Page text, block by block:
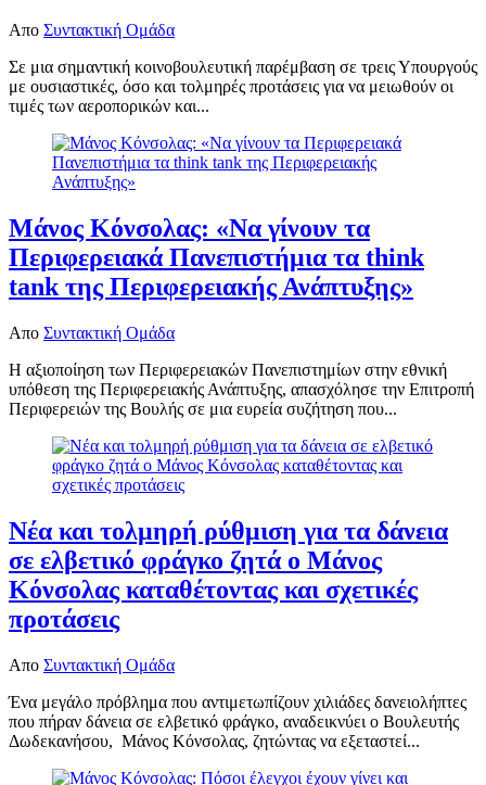
Απο Συντακτική Ομάδα
Σε μια σημαντική κοινοβουλευτική παρέμβαση σε τρεις Υπουργούς
με ουσιαστικές, όσο και τολμηρές προτάσεις για να μειωθούν οι
τιμές των αεροπορικών και...
Μάνος Κόνσολας: «Να γίνουν τα
Περιφερειακά Πανεπιστήμια τα think
tank της Περιφερειακής Ανάπτυξης»
Απο Συντακτική Ομάδα
Η αξιοποίηση των Περιφερειακών Πανεπιστημίων στην εθνική
υπόθεση της Περιφερειακής Ανάπτυξης, απασχόλησε την Επιτροπή
Περιφερειών της Βουλής σε μια ευρεία συζήτηση που...
Νέα και τολμηρή ρύθμιση για τα δάνεια
σε ελβετικό φράγκο ζητά ο Μάνος
Κόνσολας καταθέτοντας και σχετικές
προτάσεις
Απο Συντακτική Ομάδα
Ένα μεγάλο πρόβλημα που αντιμετωπίζουν χιλιάδες δανειολήπτες
που πήραν δάνεια σε ελβετικό φράγκο, αναδεικνύει ο Βουλευτής
Δωδεκανήσου, Μάνος Κόνσολας, ζητώντας να εξεταστεί...